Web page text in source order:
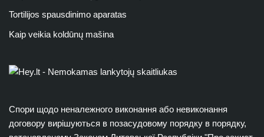
Tortilijos spausdinimo aparatas
Kaip veikia koldūnų mašina
Спори щодо неналежного виконання або невиконання
договору вирішуються в позасудовому порядку в порядку,